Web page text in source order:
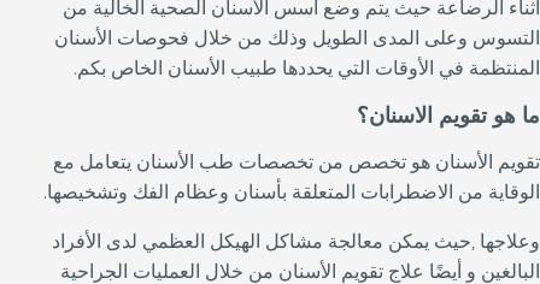
أثناء الرضاعة حيث يتم وضع أسس الأسنان الصحية الخالية من
التسوس وعلى المدى الطويل وذلك من خلال فحوصات الأسنان
المنتظمة في الأوقات التي يحددها طبيب الأسنان الخاص بكم.
ما هو تقويم الاسنان؟
تقويم الأسنان هو تخصص من تخصصات طب الأسنان يتعامل مع
الوقاية من الاضطرابات المتعلقة بأسنان وعظام الفك وتشخيصها.
وعلاجها ,حيث يمكن معالجة مشاكل الهيكل العظمي لدى الأفراد
البالغين و أيضًا علاج تقويم الأسنان من خلال العمليات الجراحية